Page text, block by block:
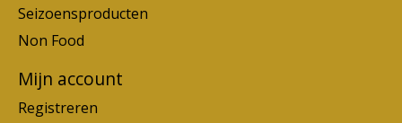
Seizoensproducten
Non Food
Mijn account
Registreren